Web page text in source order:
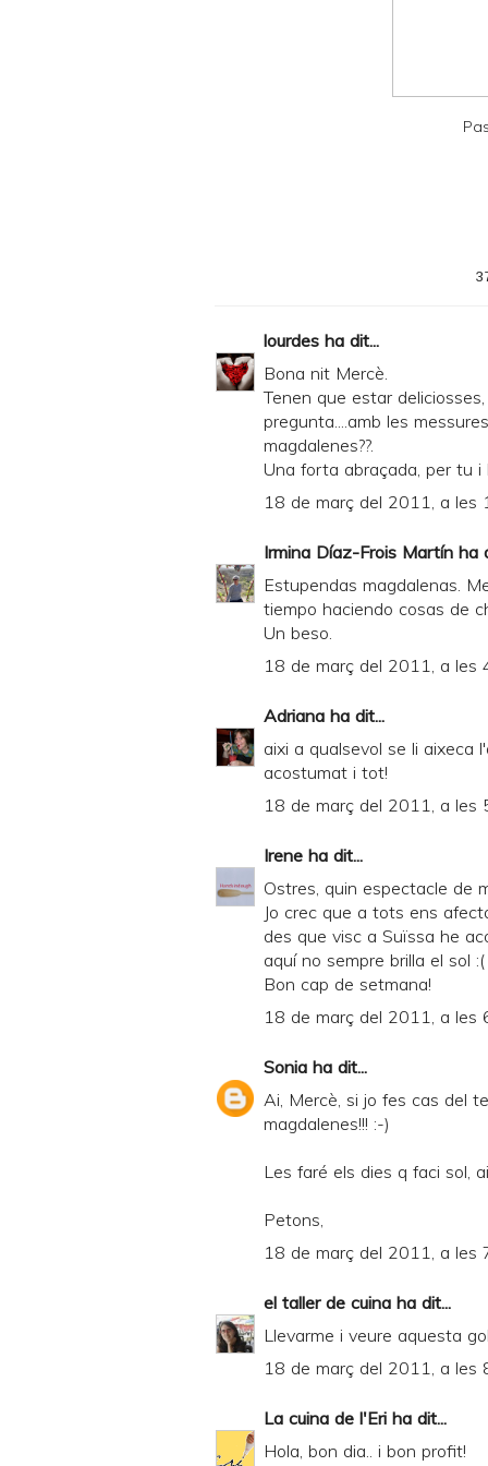
lourdes ha dit...
Bona nit Mercè.
Tenen que estar
pregunta....amb les
magdalenes??.
Una forta abraçada, per tu i
18 de març del 2011, a les
Irmina Díaz-Frois Martín ha
Estupendas magdalenas.
tiempo haciendo cosas de
Un beso.
18 de març del 2011, a les
Adriana ha dit...
aixi a qualsevol se li aixeca
acostumat i tot!
18 de març del 2011, a les
Irene ha dit...
Ostres, quin espectacle de
Jo crec que a tots ens
des que visc a Suïssa he
aquí no sempre brilla el sol :(
Bon cap de setmana!
18 de març del 2011, a les
Sonia ha dit...
Ai, Mercè, si jo fes cas del
magdalenes!!! :-)
Les faré els dies q faci sol,
Petons,
18 de març del 2011, a les
el taller de cuina ha dit...
Llevarme i veure aquesta
18 de març del 2011, a les
La cuina de l'Eri ha dit...
Hola, bon dia.. i bon profit!